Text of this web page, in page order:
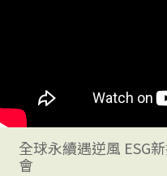
全球永續遇逆風 ESG
會